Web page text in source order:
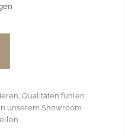
Qualitäten fühlen
unserem Showroom